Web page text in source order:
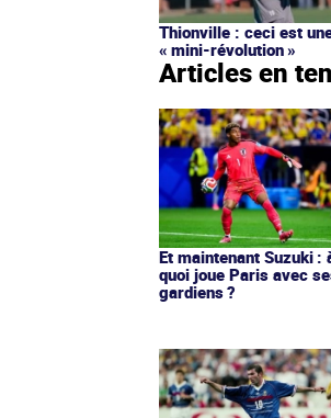
Thionville : ceci est
« mini-révolution »
Articles en
Et maintenant Suzuki :
quoi joue Paris avec
gardiens ?